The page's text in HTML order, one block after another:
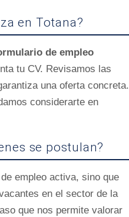
en Totana?
de empleo
tu CV. Revisamos las
una oferta concreta.
considerarte en
se postulan?
empleo activa, sino que
en el sector de la
que nos permite valorar